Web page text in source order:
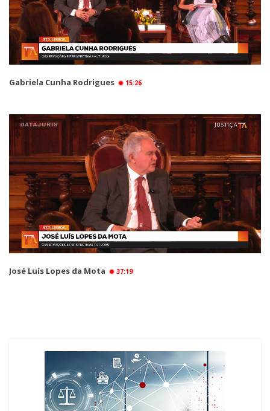
Gabriela Cunha Rodrigues 15:26
José Luís Lopes da Mota 37:19